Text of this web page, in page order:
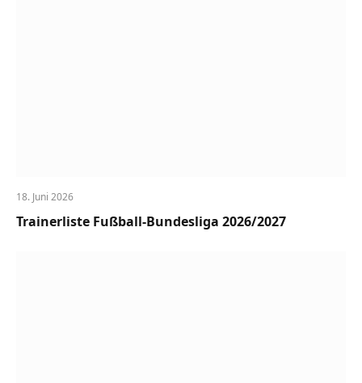
18. Juni 2026
Trainerliste Fußball-Bundesliga 2026/2027